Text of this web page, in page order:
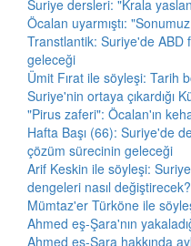
Suriye dersleri: "Krala
Öcalan uyarmıştı:
Transtlantik: Suriye'de ABD
geleceği
Ümit Fırat ile söyleşi: Tarih
Suriye'nin ortaya çıkardığı
"Pirus zaferi": Öcalan'ın
Hafta Başı (66): Suriye'de
çözüm sürecinin geleceği
Arif Keskin ile söyleşi:
dengeleri nasıl değiştirecek?
Mümtaz'er Türköne ile
Ahmed eş-Şara'nın
Ahmed eş-Şara hakkında